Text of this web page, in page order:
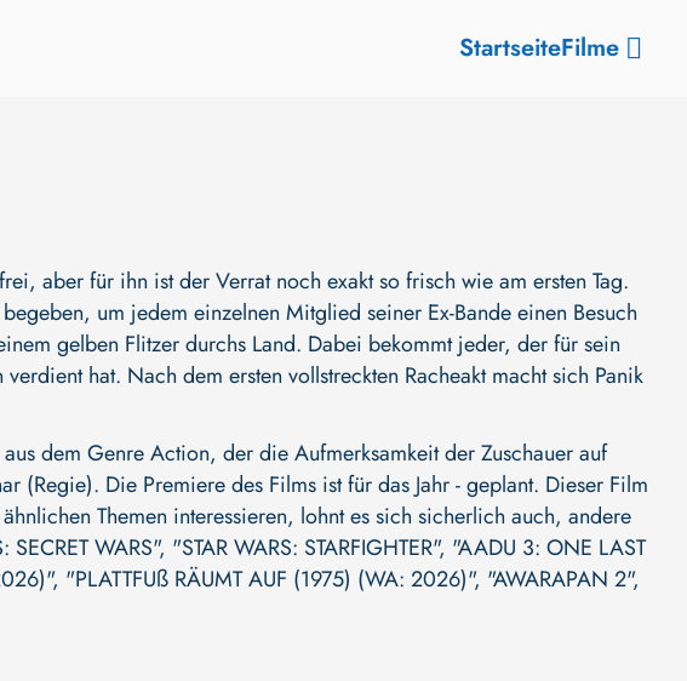
StartseiteFilme
aber für ihn ist der Verrat noch exakt so frisch wie am ersten Tag.
um jedem einzelnen Mitglied seiner Ex-Bande einen Besuch
gelben Flitzer durchs Land. Dabei bekommt jeder, der für sein
hat. Nach dem ersten vollstreckten Racheakt macht sich Panik
dem Genre Action, der die Aufmerksamkeit der Zuschauer auf
(Regie). Die Premiere des Films ist für das Jahr - geplant. Dieser Film
Themen interessieren, lohnt es sich sicherlich auch, andere
SECRET WARS", "STAR WARS: STARFIGHTER", "AADU 3: ONE LAST
, "PLATTFUß RÄUMT AUF (1975) (WA: 2026)", "AWARAPAN 2",